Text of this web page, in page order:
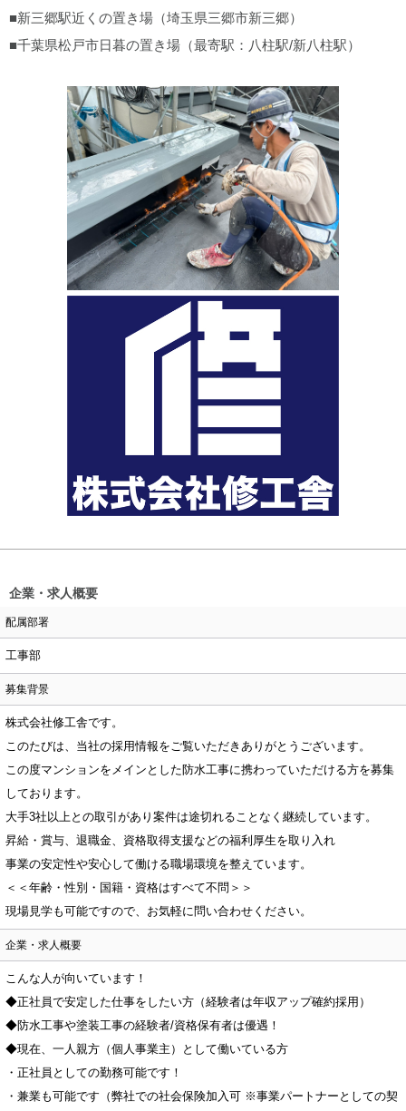
■新三郷駅近くの置き場（埼玉県三郷市新三郷）
■千葉県松戸市日暮の置き場（最寄駅：八柱駅/新八柱駅）
企業・求人概要
配属部署
工事部
募集背景
株式会社修工舎です。
このたびは、当社の採用情報をご覧いただきありがとうございます。
この度マンションをメインとした防水工事に携わっていただける方を募集
しております。
大手3社以上との取引があり案件は途切れることなく継続しています。
昇給・賞与、退職金、資格取得支援などの福利厚生を取り入れ
事業の安定性や安心して働ける職場環境を整えています。
＜＜年齢・性別・国籍・資格はすべて不問＞＞
現場見学も可能ですので、お気軽に問い合わせください。
企業・求人概要
こんな人が向いています！
◆正社員で安定した仕事をしたい方（経験者は年収アップ確約採用）
◆防水工事や塗装工事の経験者/資格保有者は優遇！
◆現在、一人親方（個人事業主）として働いている方
・正社員としての勤務可能です！
・兼業も可能です（弊社での社会保険加入可 ※事業パートナーとしての契